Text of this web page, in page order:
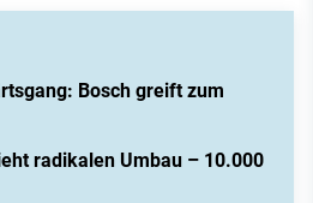
Bosch greift zum
radikalen Umbau – 10.000